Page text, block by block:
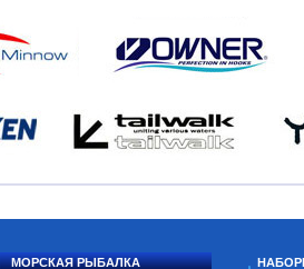
МОРСКАЯ РЫБАЛКА